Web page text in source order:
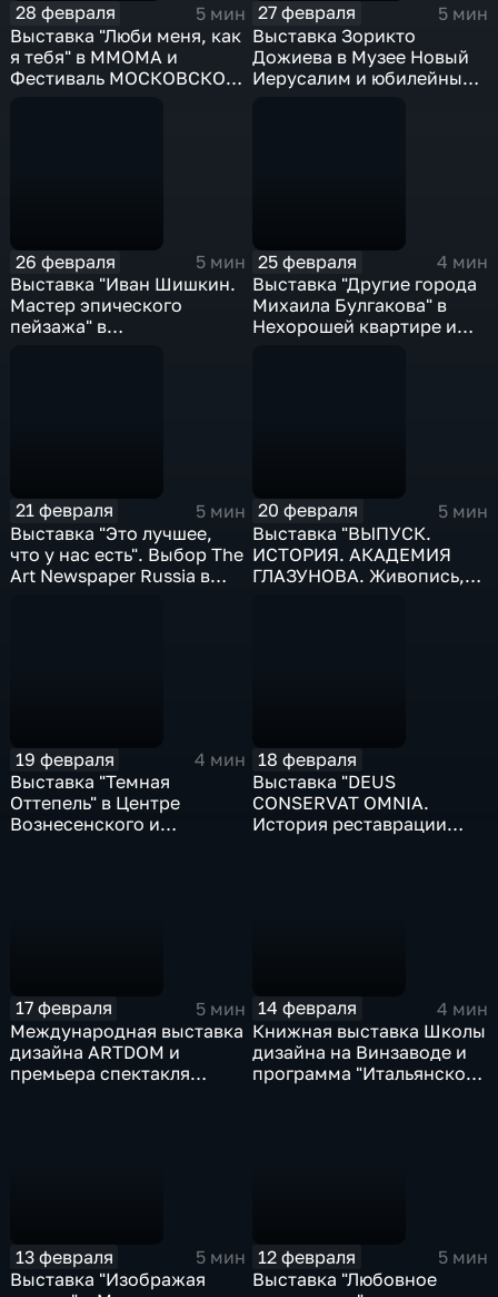
28 февраля
5 мин
Выставка "Люби меня, как
я тебя" в ММОМА и
Фестиваль МОСКОВСКОЕ
27 февраля
5 мин
Выставка Зорикто
Дожиева в Музее Новый
Иерусалим и юбилейный
26 февраля
5 мин
Выставка "Иван Шишкин.
Мастер эпического
пейзажа" в
25 февраля
4 мин
Выставка "Другие города
Михаила Булгакова" в
Нехорошей квартире и
21 февраля
5 мин
Выставка "Это лучшее,
что у нас есть". Выбор The
Art Newspaper Russia в
20 февраля
5 мин
Выставка "ВЫПУСК.
ИСТОРИЯ. АКАДЕМИЯ
ГЛАЗУНОВА. Живопись,
19 февраля
4 мин
Выставка "Темная
Оттепель" в Центре
Вознесенского и
18 февраля
Выставка "DEUS
CONSERVAT OMNIA.
История реставрации
17 февраля
5 мин
Международная выставка
дизайна ARTDOM и
премьера спектакля
14 февраля
4 мин
Книжная выставка Школы
дизайна на Винзаводе и
программа "Итальянское
13 февраля
5 мин
Выставка "Изображая
12 февраля
5 мин
Выставка "Любовное